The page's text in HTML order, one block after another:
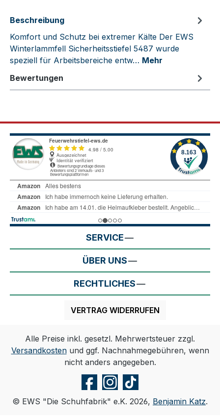
Beschreibung
Komfort und Schutz bei extremer Kälte Der EWS
Winterlammfell Sicherheitsstiefel 5487 wurde
speziell für Arbeitsbereiche entw… Mehr
Bewertungen
SERVICE
ÜBER UNS
RECHTLICHES
VERTRAG WIDERRUFEN
Alle Preise inkl. gesetzl. Mehrwertsteuer zzgl.
Versandkostenund ggf. Nachnahmegebühren, wenn
nicht anders angegeben.
© EWS "Die Schuhfabrik" e.K. 2026, Benjamin Katz.